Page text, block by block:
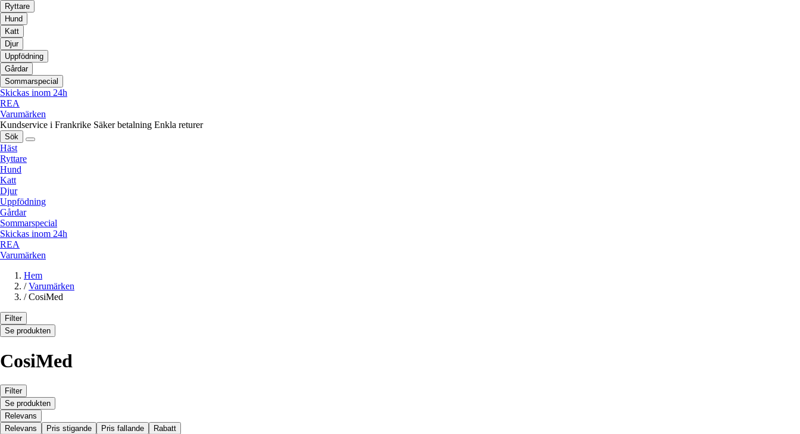
Ryttare
Hund
Katt
Djur
Uppfödning
Gårdar
Sommarspecial
Skickas inom 24h
REA
Varumärken
Kundservice i Frankrike Säker betalning Enkla returer
Sök
Häst
Ryttare
Hund
Katt
Djur
Uppfödning
Gårdar
Sommarspecial
Skickas inom 24h
REA
Varumärken
Hem
/ Varumärken
/ CosiMed
Filter
Se produkten
CosiMed
Filter
Se produkten
Relevans
Relevans
Pris stigande Pris fallande Rabatt